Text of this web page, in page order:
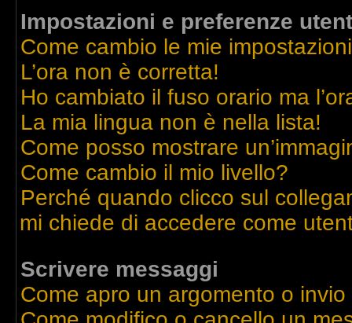
Impostazioni e preferenze
Come cambio le mie
L’ora non è corretta!
Ho cambiato il fuso orario ma
La mia lingua non è nella lista!
Come posso mostrare
Come cambio il mio livello?
Perché quando clicco sul
mi chiede di accedere come
Scrivere messaggi
Come apro un argomento o